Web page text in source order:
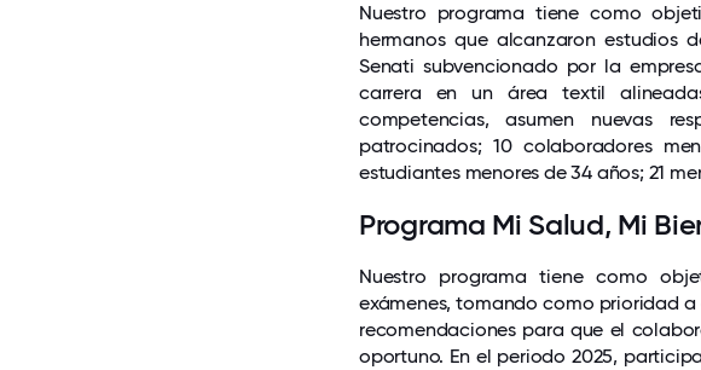
Nuestro programa tiene como
hermanos que alcanzaron estudios
Senati subvencionado por la
carrera en un área textil
competencias, asumen nuevas
patrocinados; 10 colaboradores
estudiantes menores de 34 años; 21
Programa Mi Salud, Mi
Nuestro programa tiene como
exámenes, tomando como prioridad
recomendaciones para que el
oportuno. En el periodo 2025,